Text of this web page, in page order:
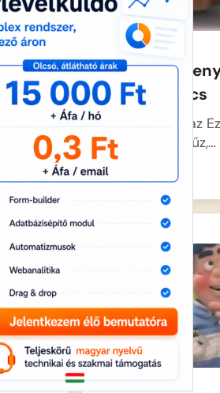
–
Roary a
víz nagy kincs
Nagy a hőség az
pályán, a nap tűz,…